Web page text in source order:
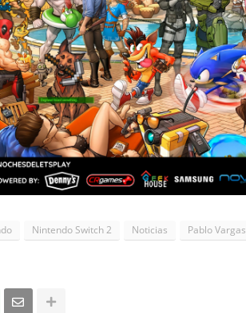
Nintendo Switch 2 Noticias Pablo Vargas